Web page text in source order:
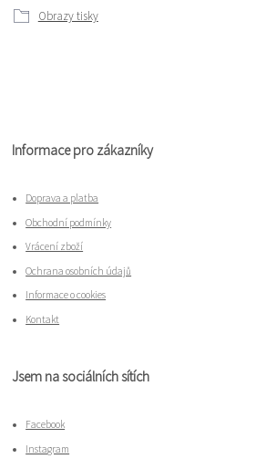
Obrazy tisky
Informace pro zákazníky
Doprava a platba
Obchodní podmínky
Vrácení zboží
Ochrana osobních údajů
Informace o cookies
Kontakt
Jsem na sociálních sítích
Facebook
Instagram